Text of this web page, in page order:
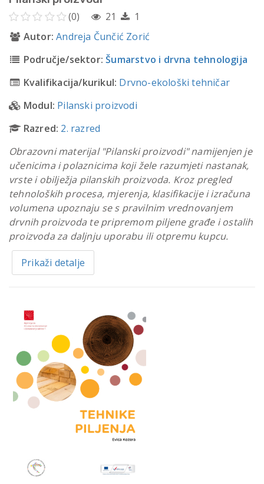
(0) 21
1
Autor: Andreja Čunčić Zorić
Područje/sektor: Šumarstvo i drvna tehnologija
Kvalifikacija/kurikul: Drvno-ekološki tehničar
Modul: Pilanski proizvodi
Razred: 2. razred
Obrazovni materijal "Pilanski proizvodi" namijenjen je
učenicima i polaznicima koji žele razumjeti nastanak,
vrste i obilježja pilanskih proizvoda. Kroz pregled
tehnoloških procesa, mjerenja, klasifikacije i izračuna
volumena upoznaju se s pravilnim vrednovanjem
drvnih proizvoda te pripremom piljene građe i ostalih
proizvoda za daljnju uporabu ili otpremu kupcu.
Prikaži detalje